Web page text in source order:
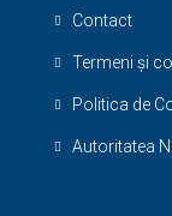
Contact
Termeni și
Politica de
Autoritatea